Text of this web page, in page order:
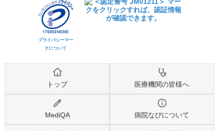
プライバシーマー
クについて
トップ 医療機関の皆様へ
MediQA 病院なびについて